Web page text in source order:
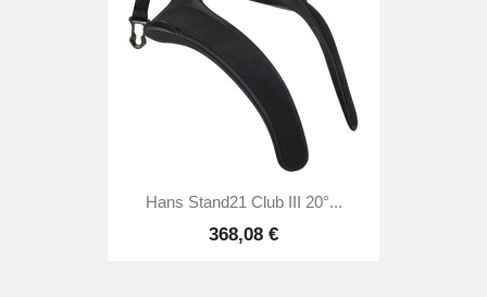
Hans Stand21 Club III 20°...
368,08 €